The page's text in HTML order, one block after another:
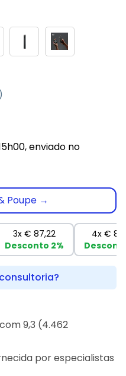
enviado no
Poupe →
3x € 87,22
Desconto 2%
4x €
9,3 (4.462
por especialistas